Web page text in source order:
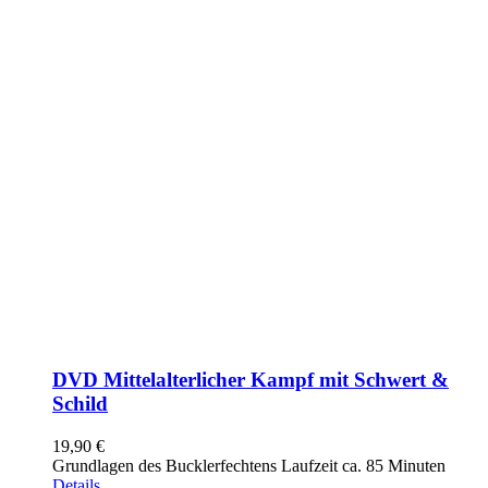
DVD Mittelalterlicher Kampf mit Schwert &
Schild
19,90 €
Grundlagen des Bucklerfechtens Laufzeit ca. 85 Minuten